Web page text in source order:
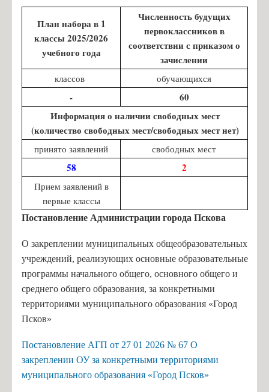
План набора в 1
классы 2025/2026
учебного года
Численность будущих
первоклассников в
соответствии с приказом о
зачислении
классов обучающихся
-
60
Информация о наличии свободных мест
(количество свободных мест/свободных мест нет)
принято заявлений свободных мест
58 2
Прием заявлений в
первые классы
Постановление Администрации города Пскова
О закреплении муниципальных общеобразовательных
учреждений, реализующих основные образовательные
программы начального общего, основного общего и
среднего общего образования, за конкретными
территориями муниципального образования «Город
Псков»
Постановление АГП от 27 01 2026 № 67 О
закреплении ОУ за конкретными территориями
муниципального образования «Город Псков»